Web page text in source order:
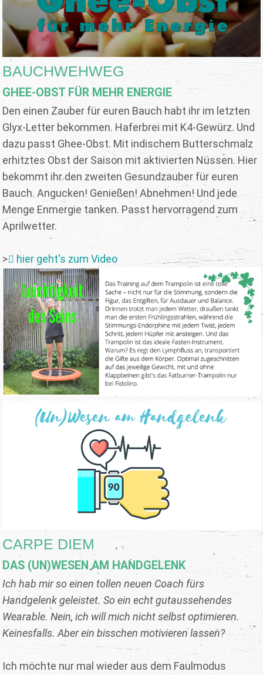
BAUCHWEHWEG
GHEE-OBST FÜR MEHR ENERGIE
Den einen Zauber für euren Bauch habt ihr im letzten
Glyx-Letter bekommen. Haferbrei mit K4-Gewürz. Und
dazu passt Ghee-Obst. Mit indischem Butterschmalz
erhitztes Obst der Saison mit aktivierten Nüssen. Hier
bekommt ihr den zweiten Gesundzauber für euren
Bauch. Angucken! Genießen! Abnehmen! Und jede
Menge Enmergie tanken. Passt hervorragend zum
Aprilwetter.
> hier geht's zum Video
CARPE DIEM
DAS (UN)WESEN AM HANDGELENK
Ich hab mir so einen tollen neuen Coach fürs
Handgelenk geleistet. So ein echt gutaussehendes
Wearable. Nein, ich will mich nicht selbst optimieren.
Keinesfalls. Aber ein bisschen motivieren lassen?
Ich möchte nur mal wieder aus dem Faulmodus